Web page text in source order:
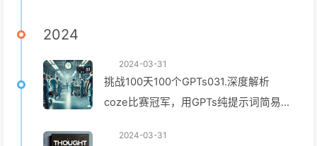
2024
2024-03-31
挑战100天100个GPTs031.深度解析
coze比赛冠军，用GPTs纯提示词简易复
2024-03-31